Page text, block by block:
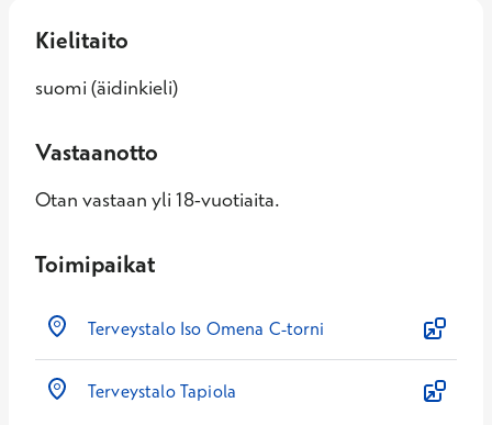
Kielitaito
suomi (äidinkieli)
Vastaanotto
Otan vastaan yli 18-vuotiaita.
Toimipaikat
Terveystalo Iso Omena C-torni
Terveystalo Tapiola